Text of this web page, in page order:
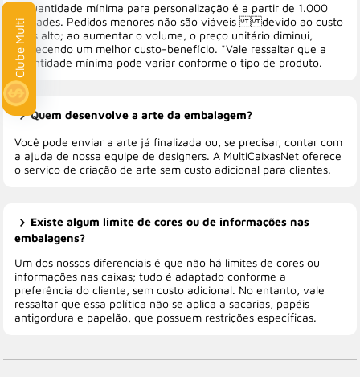
A quantidade mínima para personalização é a partir de 1.000
unidades. Pedidos menores não são viáveis devido ao custo
mais alto; ao aumentar o volume, o preço unitário diminui,
oferecendo um melhor custo-benefício. *Vale ressaltar que a
quantidade mínima pode variar conforme o tipo de produto.
Quem desenvolve a arte da embalagem?
Você pode enviar a arte já finalizada ou, se precisar, contar com
a ajuda de nossa equipe de designers. A MultiCaixasNet oferece
o serviço de criação de arte sem custo adicional para clientes.
Existe algum limite de cores ou de informações nas
embalagens?
Um dos nossos diferenciais é que não há limites de cores ou
informações nas caixas; tudo é adaptado conforme a
preferência do cliente, sem custo adicional. No entanto, vale
ressaltar que essa política não se aplica a sacarias, papéis
antigordura e papelão, que possuem restrições específicas.